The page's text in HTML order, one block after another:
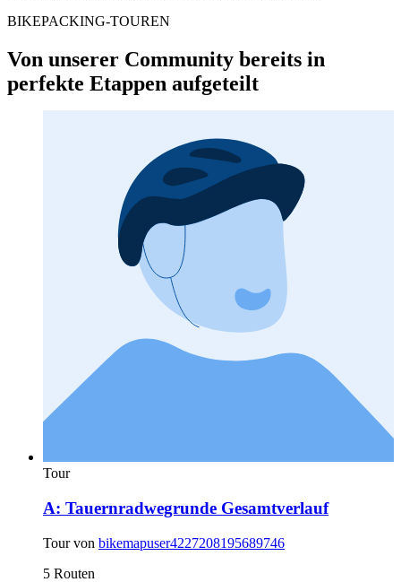
BIKEPACKING-TOUREN
Von unserer Community bereits in
perfekte Etappen aufgeteilt
Tour
A: Tauernradwegrunde Gesamtverlauf
Tour von bikemapuser4227208195689746
5 Routen